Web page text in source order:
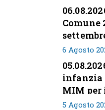
Comune
6 Agosto
infanzia
MIM
conclusi
5 Agosto